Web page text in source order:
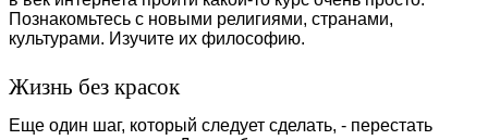
Познакомьтесь с новыми религиями, странами,
культурами. Изучите их философию.
Жизнь без красок
Еще один шаг, который следует сделать, - перестать